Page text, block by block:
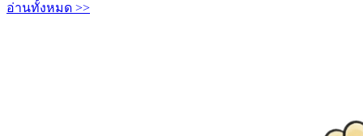
อ่านทั้งหมด >>